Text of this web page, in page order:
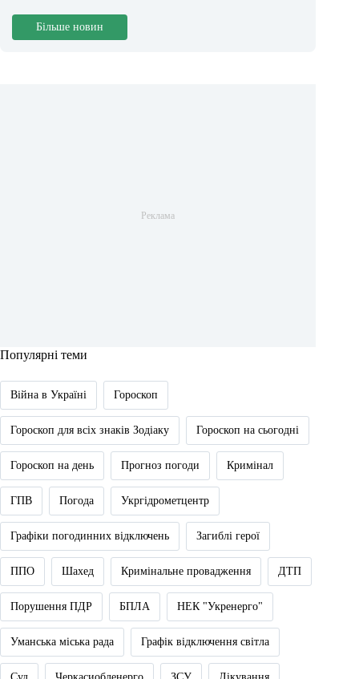
Більше новин
Популярні теми
Війна в Україні Гороскоп
Гороскоп для всіх знаків Зодіаку Гороскоп на сьогодні
Гороскоп на день Прогноз погоди Кримінал
ГПВ Погода Укргідрометцентр
Графіки погодинних відключень Загиблі герої
ППО Шахед Кримінальне провадження ДТП
Порушення ПДР БПЛА НЕК "Укренерго"
Уманська міська рада Графік відключення світла